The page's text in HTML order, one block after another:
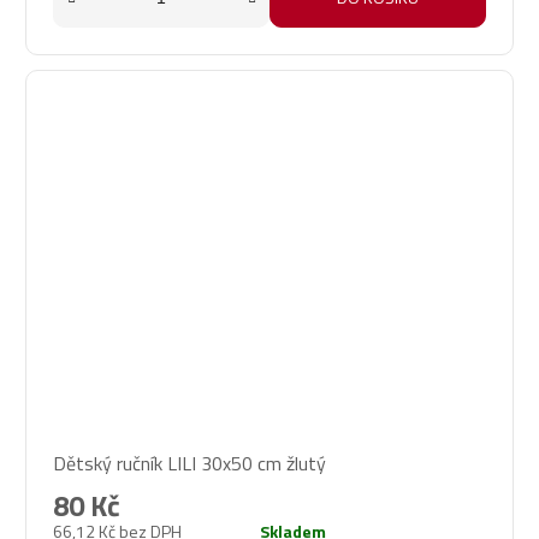
Dětský ručník LILI 30x50 cm žlutý
66,12 Kč bez DPH
80 Kč
Skladem